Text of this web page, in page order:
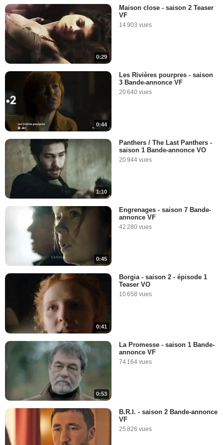
0:29
Maison close - saison 2 Teaser
VF
14 903 vues
0:44
Les Rivières pourpres - saison
3 Bande-annonce VF
20 640 vues
1:10
Panthers / The Last Panthers -
saison 1 Bande-annonce VO
20 944 vues
0:45
Engrenages - saison 7 Bande-
annonce VF
42 280 vues
0:41
Borgia - saison 2 - épisode 1
Teaser VO
10 658 vues
0:53
La Promesse - saison 1 Bande-
annonce VF
74 164 vues
B.R.I. - saison 2 Bande-annonce
VF
25 826 vues